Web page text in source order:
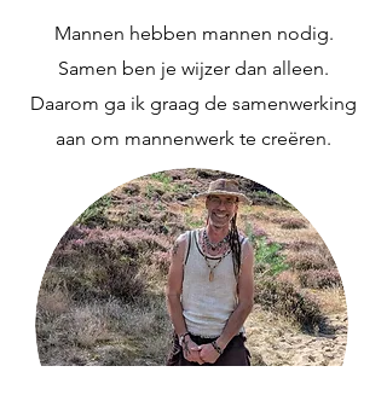
Mannen hebben mannen nodig.
Samen ben je wijzer dan alleen.
Daarom ga ik graag de samenwerking
aan om mannenwerk te creëren.